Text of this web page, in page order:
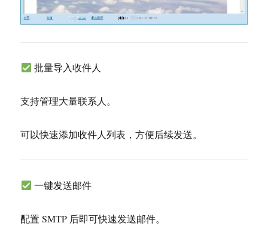
批量导入收件人
支持管理大量联系人。
可以快速添加收件人列表，方便后续发送。
一键发送邮件
配置 SMTP 后即可快速发送邮件。